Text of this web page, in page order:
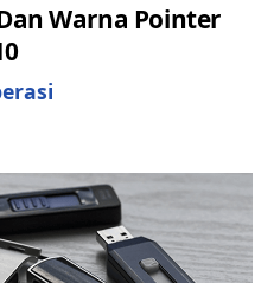
Warna Pointer